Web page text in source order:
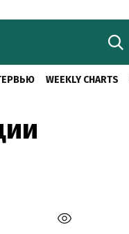
WEEKLY CHARTS